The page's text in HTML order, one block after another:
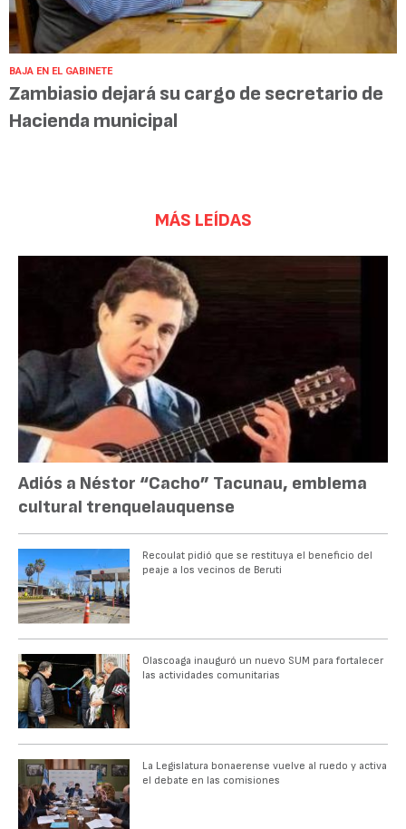
BAJA EN EL GABINETE
Zambiasio dejará su cargo de secretario de
Hacienda municipal
MÁS LEÍDAS
Adiós a Néstor “Cacho” Tacunau, emblema
cultural trenquelauquense
Recoulat pidió que se restituya el beneficio del
peaje a los vecinos de Beruti
Olascoaga inauguró un nuevo SUM para fortalecer
las actividades comunitarias
La Legislatura bonaerense vuelve al ruedo y activa
el debate en las comisiones